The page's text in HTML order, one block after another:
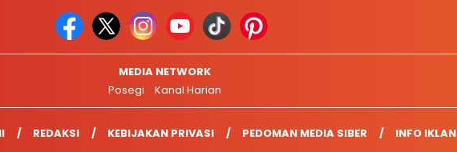
MEDIA NETWORK
Posegi
Kanal Harian
REDAKSI KEBIJAKAN PRIVASI PEDOMAN MEDIA SIBER INFO IKLAN